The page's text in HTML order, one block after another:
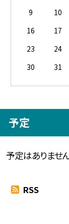
9
10
16
17
23
24
30
31
予定
予定はありませ
RSS